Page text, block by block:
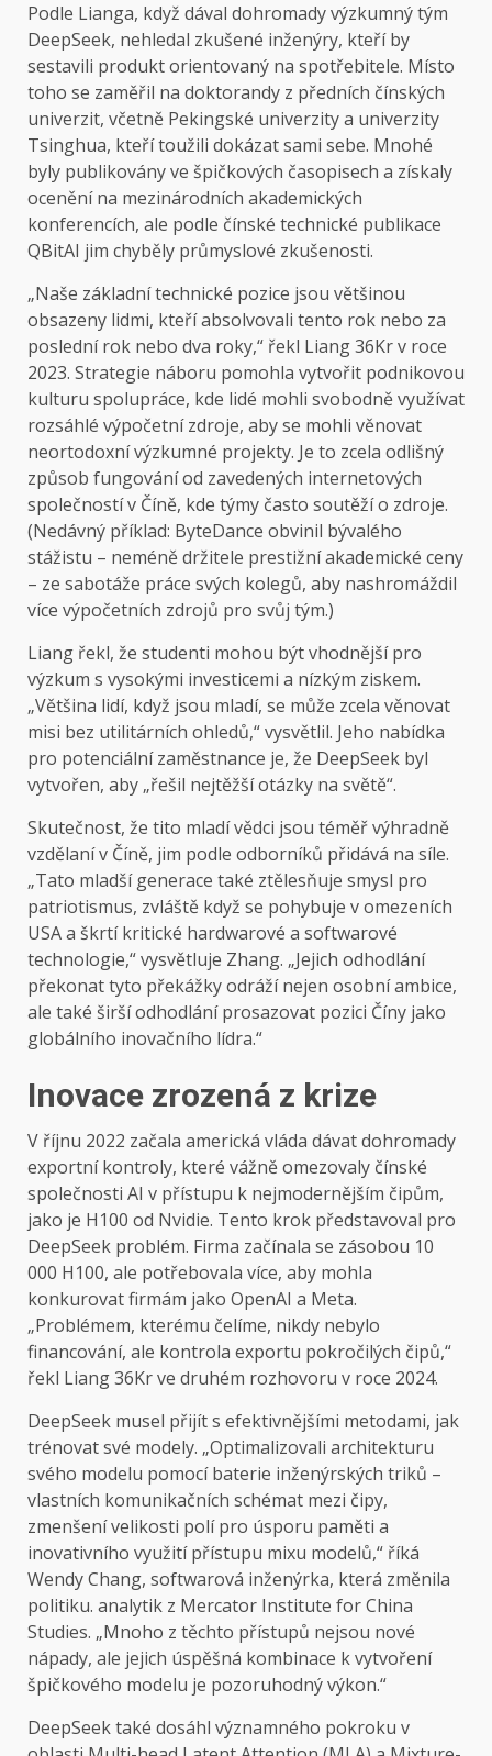
Podle Lianga, když dával dohromady výzkumný tým
DeepSeek, nehledal zkušené inženýry, kteří by
sestavili produkt orientovaný na spotřebitele. Místo
toho se zaměřil na doktorandy z předních čínských
univerzit, včetně Pekingské univerzity a univerzity
Tsinghua, kteří toužili dokázat sami sebe. Mnohé
byly publikovány ve špičkových časopisech a získaly
ocenění na mezinárodních akademických
konferencích, ale podle čínské technické publikace
QBitAI jim chyběly průmyslové zkušenosti.
„Naše základní technické pozice jsou většinou
obsazeny lidmi, kteří absolvovali tento rok nebo za
poslední rok nebo dva roky,“ řekl Liang 36Kr v roce
2023. Strategie náboru pomohla vytvořit podnikovou
kulturu spolupráce, kde lidé mohli svobodně využívat
rozsáhlé výpočetní zdroje, aby se mohli věnovat
neortodoxní výzkumné projekty. Je to zcela odlišný
způsob fungování od zavedených internetových
společností v Číně, kde týmy často soutěží o zdroje.
(Nedávný příklad: ByteDance obvinil bývalého
stážistu – neméně držitele prestižní akademické ceny
– ze sabotáže práce svých kolegů, aby nashromáždil
více výpočetních zdrojů pro svůj tým.)
Liang řekl, že studenti mohou být vhodnější pro
výzkum s vysokými investicemi a nízkým ziskem.
„Většina lidí, když jsou mladí, se může zcela věnovat
misi bez utilitárních ohledů,“ vysvětlil. Jeho nabídka
pro potenciální zaměstnance je, že DeepSeek byl
vytvořen, aby „řešil nejtěžší otázky na světě“.
Skutečnost, že tito mladí vědci jsou téměř výhradně
vzdělaní v Číně, jim podle odborníků přidává na síle.
„Tato mladší generace také ztělesňuje smysl pro
patriotismus, zvláště když se pohybuje v omezeních
USA a škrtí kritické hardwarové a softwarové
technologie,“ vysvětluje Zhang. „Jejich odhodlání
překonat tyto překážky odráží nejen osobní ambice,
ale také širší odhodlání prosazovat pozici Číny jako
globálního inovačního lídra.“
Inovace zrozená z krize
V říjnu 2022 začala americká vláda dávat dohromady
exportní kontroly, které vážně omezovaly čínské
společnosti AI v přístupu k nejmodernějším čipům,
jako je H100 od Nvidie. Tento krok představoval pro
DeepSeek problém. Firma začínala se zásobou 10
000 H100, ale potřebovala více, aby mohla
konkurovat firmám jako OpenAI a Meta.
„Problémem, kterému čelíme, nikdy nebylo
financování, ale kontrola exportu pokročilých čipů,“
řekl Liang 36Kr ve druhém rozhovoru v roce 2024.
DeepSeek musel přijít s efektivnějšími metodami, jak
trénovat své modely. „Optimalizovali architekturu
svého modelu pomocí baterie inženýrských triků –
vlastních komunikačních schémat mezi čipy,
zmenšení velikosti polí pro úsporu paměti a
inovativního využití přístupu mixu modelů,“ říká
Wendy Chang, softwarová inženýrka, která změnila
politiku. analytik z Mercator Institute for China
Studies. „Mnoho z těchto přístupů nejsou nové
nápady, ale jejich úspěšná kombinace k vytvoření
špičkového modelu je pozoruhodný výkon.“
DeepSeek také dosáhl významného pokroku v